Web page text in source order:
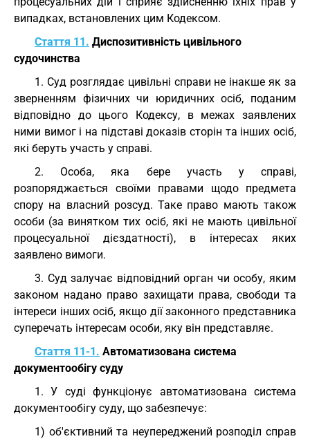
випадках, встановлених цим Кодексом.
Стаття 11. Диспозитивність цивільного
судочинства
1. Суд розглядає цивільні справи не інакше як за
зверненням фізичних чи юридичних осіб, поданим
відповідно до цього Кодексу, в межах заявлених
ними вимог і на підставі доказів сторін та інших осіб,
які беруть участь у справі.
2. Особа, яка бере участь у справі,
розпоряджається своїми правами щодо предмета
спору на власний розсуд. Таке право мають також
особи (за винятком тих осіб, які не мають цивільної
процесуальної дієздатності), в інтересах яких
заявлено вимоги.
3. Суд залучає відповідний орган чи особу, яким
законом надано право захищати права, свободи та
інтереси інших осіб, якщо дії законного представника
суперечать інтересам особи, яку він представляє.
Стаття 11-1. Автоматизована система
документообігу суду
1. У суді функціонує автоматизована система
документообігу суду, що забезпечує:
1) об'єктивний та неупереджений розподіл справ